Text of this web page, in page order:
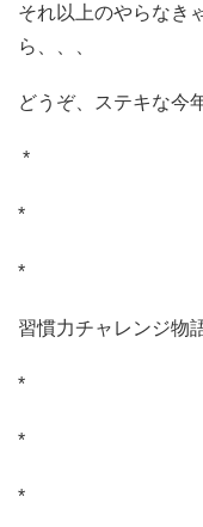
それ以上のやらなき
ら、、、
どうぞ、ステキな今
*
*
*
習慣力チャレンジ物
*
*
*